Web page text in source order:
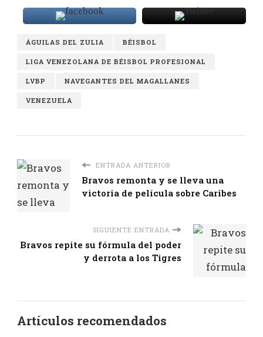
ÁGUILAS DEL ZULIA BÉISBOL
LIGA VENEZOLANA DE BÉISBOL PROFESIONAL
LVBP NAVEGANTES DEL MAGALLANES
VENEZUELA
ENTRADA ANTERIOR
Bravos remonta y se lleva una
victoria de película sobre Caribes
SIGUIENTE ENTRADA
Bravos repite su fórmula del poder
y derrota a los Tigres
Artículos recomendados